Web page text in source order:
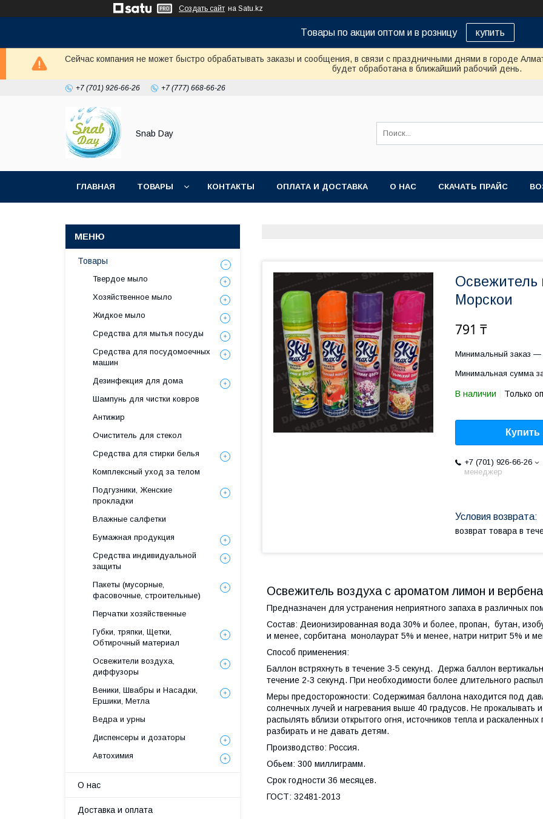
Создать сайт на Satu.kz
Tовары по акции оптом и в розницу купить
Сейчас компания не может быстро обрабатывать заказы и сообщения, в связи с праздничными днями в городе
будет обработана в ближайший рабочий день.
+7 (701) 926-66-26 +7 (777) 668-66-26
Snab Day
ГЛАВНАЯ ТОВАРЫ КОНТАКТЫ ОПЛАТА И ДОСТАВКА О НАС СКАЧАТЬ ПРАЙС
Освежитель
Морскои
791 ₸
Минимальный заказ —
Минимальная сумма
В наличии Только
Купить
+7 (701) 926-66-26
менеджер
возврат товара в
Освежитель воздуха с ароматом лимон и
Предназначен для устранения неприятного запаха в различных
Состав: Деионизированная вода 30% и более, пропан, бутан,
и менее, сорбитана монолаурат 5% и менее, натри нитрит 5% и
Способ применения:
Баллон встряхнуть в течение 3-5 секунд. Держа баллон
течение 2-3 секунд. При необходимости более длительного
Меры предосторожности: Содержимая баллона находится под
солнечных лучей и нагревания выше 40 градусов. Не прокалывать
распылять вблизи открытого огня, источников тепла и
разбирать и не давать детям.
Производство: Россия.
Обьем: 300 миллиграмм.
Срок годности 36 месяцев.
ГОСТ: 32481-2013
Товары
Твердое мыло
Хозяйственное мыло
Жидкое мыло
Средства для мытья посуды
Средства для посудомоечных
машин
Дезинфекция для дома
Шампунь для чистки ковров
Антижир
Очиститель для стекол
Средства для стирки белья
Комплексный уход за телом
Подгузники, Женские
прокладки
Влажные салфетки
Бумажная продукция
Средства индивидуальной
защиты
Пакеты (мусорные,
фасовочные, строительные)
Перчатки хозяйственные
Губки, тряпки, Щетки,
Обтирочный материал
Освежители воздуха,
диффузоры
Веники, Швабры и Насадки,
Ершики, Метла
Ведра и урны
Диспенсеры и дозаторы
Автохимия
О нас
Доставка и оплата